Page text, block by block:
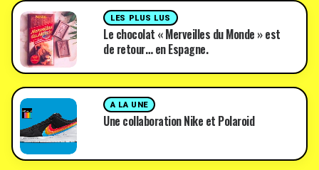
LES PLUS LUS
Le chocolat « Merveilles du Monde » est
de retour… en Espagne.
A LA UNE
Une collaboration Nike et Polaroid